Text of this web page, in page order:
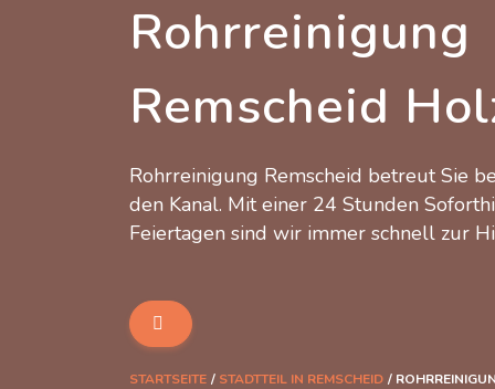
Rohrreinigung
Remscheid
Rohrreinigung Remscheid betreut Sie
den Kanal. Mit einer 24 Stunden
Feiertagen sind wir immer schnell zur
STARTSEITE STADTTEIL IN REMSCHEID